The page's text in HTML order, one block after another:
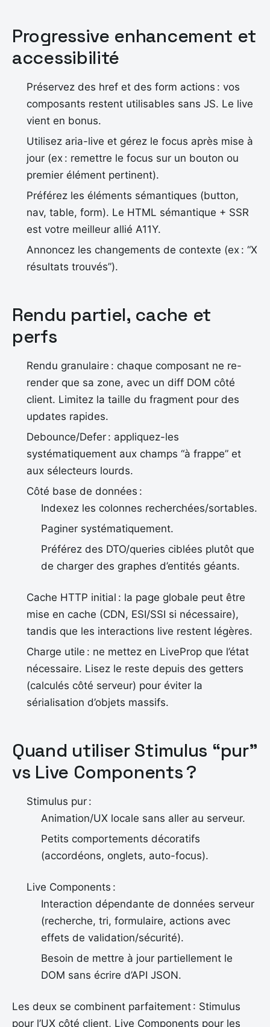
Progressive enhancement et
accessibilité
Préservez des href et des form actions : vos
composants restent utilisables sans JS. Le live
vient en bonus.
Utilisez aria-live et gérez le focus après mise à
jour (ex : remettre le focus sur un bouton ou
premier élément pertinent).
Préférez les éléments sémantiques (button,
nav, table, form). Le HTML sémantique + SSR
est votre meilleur allié A11Y.
Annoncez les changements de contexte (ex : “X
résultats trouvés”).
Rendu partiel, cache et
perfs
Rendu granulaire : chaque composant ne re-
render que sa zone, avec un diff DOM côté
client. Limitez la taille du fragment pour des
updates rapides.
Debounce/Defer : appliquez-les
systématiquement aux champs “à frappe” et
aux sélecteurs lourds.
Côté base de données :
Indexez les colonnes recherchées/sortables.
Paginer systématiquement.
Préférez des DTO/queries ciblées plutôt que
de charger des graphes d’entités géants.
Cache HTTP initial : la page globale peut être
mise en cache (CDN, ESI/SSI si nécessaire),
tandis que les interactions live restent légères.
Charge utile : ne mettez en LiveProp que l’état
nécessaire. Lisez le reste depuis des getters
(calculés côté serveur) pour éviter la
sérialisation d’objets massifs.
Quand utiliser Stimulus “pur”
vs Live Components ?
Stimulus pur :
Animation/UX locale sans aller au serveur.
Petits comportements décoratifs
(accordéons, onglets, auto-focus).
Live Components :
Interaction dépendante de données serveur
(recherche, tri, formulaire, actions avec
effets de validation/sécurité).
Besoin de mettre à jour partiellement le
DOM sans écrire d’API JSON.
Les deux se combinent parfaitement : Stimulus
pour l’UX côté client, Live Components pour les